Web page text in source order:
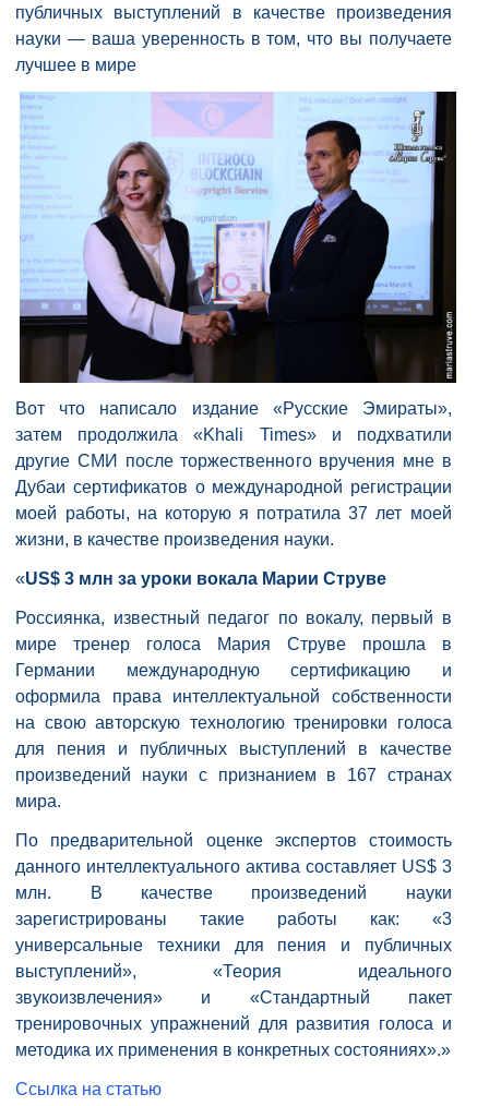
публичных выступлений в качестве произведения
науки — ваша уверенность в том, что вы получаете
лучшее в мире
Вот что написало издание «Русские Эмираты»,
затем продолжила «Khali Times» и подхватили
другие СМИ после торжественного вручения мне в
Дубаи сертификатов о международной регистрации
моей работы, на которую я потратила 37 лет моей
жизни, в качестве произведения науки.
«US$ 3 млн за уроки вокала Марии Струве
Россиянка, известный педагог по вокалу, первый в
мире тренер голоса Мария Струве прошла в
Германии международную сертификацию и
оформила права интеллектуальной собственности
на свою авторскую технологию тренировки голоса
для пения и публичных выступлений в качестве
произведений науки с признанием в 167 странах
мира.
По предварительной оценке экспертов стоимость
данного интеллектуального актива составляет US$ 3
млн. В качестве произведений науки
зарегистрированы такие работы как: «3
универсальные техники для пения и публичных
выступлений», «Теория идеального
звукоизвлечения» и «Стандартный пакет
тренировочных упражнений для развития голоса и
методика их применения в конкретных состояниях».»
Ссылка на статью